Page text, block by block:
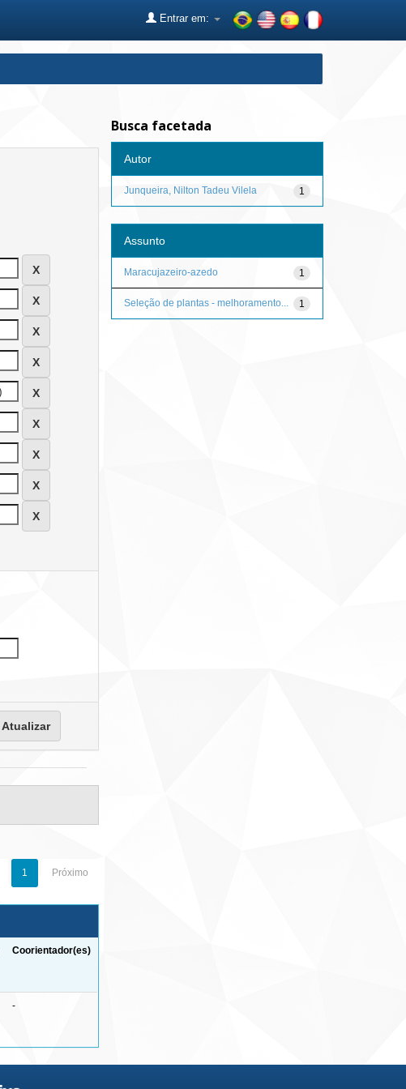
Entrar em:
1 Próximo
Coorientador(es)
-
Busca facetada
Autor
1
Junqueira, Nilton Tadeu Vilela
Assunto
1
Maracujazeiro-azedo
1
Seleção de plantas - melhoramento...